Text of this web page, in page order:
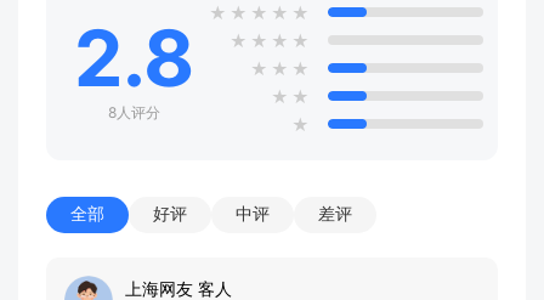
2.8
8人评分
★ ★ ★ ★ ★
★ ★ ★ ★
★ ★ ★
★ ★
★
全部 好评 中评 差评
上海网友 客人